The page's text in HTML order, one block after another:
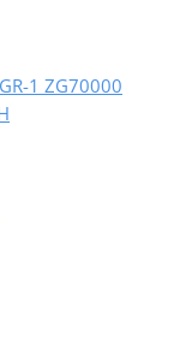
1 ZG70000